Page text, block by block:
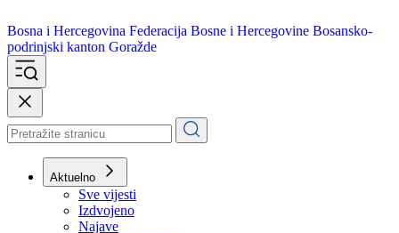
Bosna i Hercegovina
podrinjski kanton Goražde
Aktuelno